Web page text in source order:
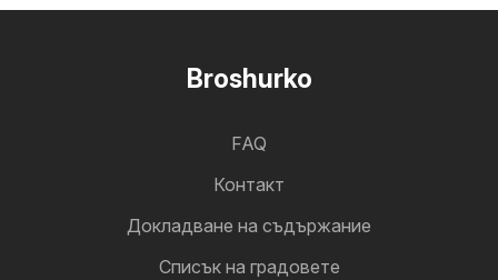
Broshurko
FAQ
Контакт
Докладване на съдържание
Cписък на градовете